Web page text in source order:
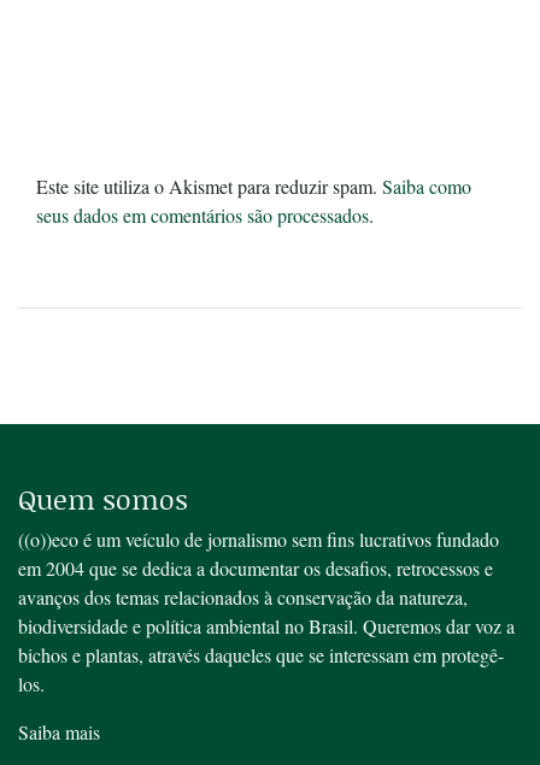
Este site utiliza o Akismet para reduzir spam. Saiba como
seus dados em comentários são processados.
Quem somos
((o))eco é um veículo de jornalismo sem fins lucrativos fundado
em 2004 que se dedica a documentar os desafios, retrocessos e
avanços dos temas relacionados à conservação da natureza,
biodiversidade e política ambiental no Brasil. Queremos dar voz a
bichos e plantas, através daqueles que se interessam em protegê-
los.
Saiba mais